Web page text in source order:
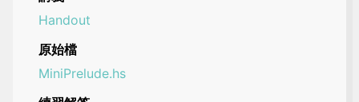
Handout
原始檔
MiniPrelude.hs